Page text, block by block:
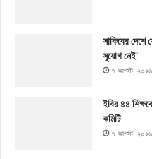
সাকিবের দেশে
সুযোগ নেই’
৭ আগস্ট, ২০২৬
ইবির ৪৪
কমিটি
৭ আগস্ট, ২০২৬